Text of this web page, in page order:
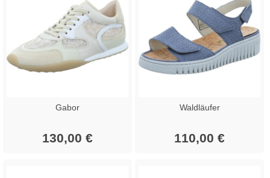
Gabor
130,00 €
Waldläufer
110,00 €